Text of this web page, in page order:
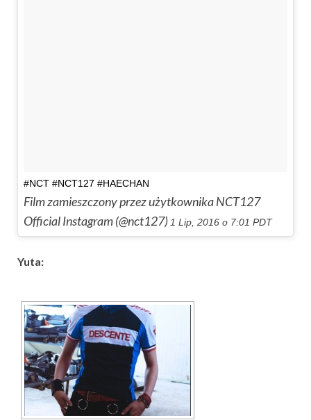
#NCT #NCT127 #HAECHAN
Film zamieszczony przez użytkownika NCT127
Official Instagram (@nct127)1 Lip, 2016 o 7:01 PDT
Yuta: